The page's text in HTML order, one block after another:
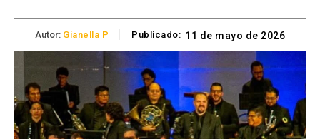
Autor: Gianella P Publicado: 11 de mayo de 2026